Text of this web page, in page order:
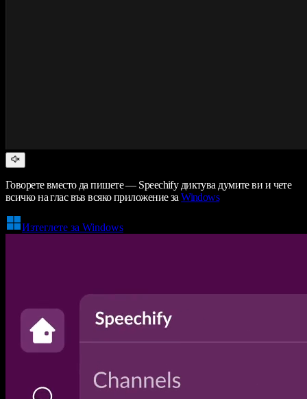
Говорете вместо да пишете — Speechify диктува думите ви и чете
всичко на глас във всяко приложение заWindows
Изтеглете за Windows